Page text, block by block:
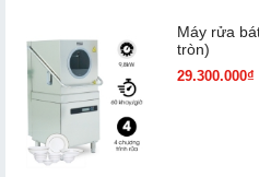
Máy rửa
tròn)
29.300.000₫